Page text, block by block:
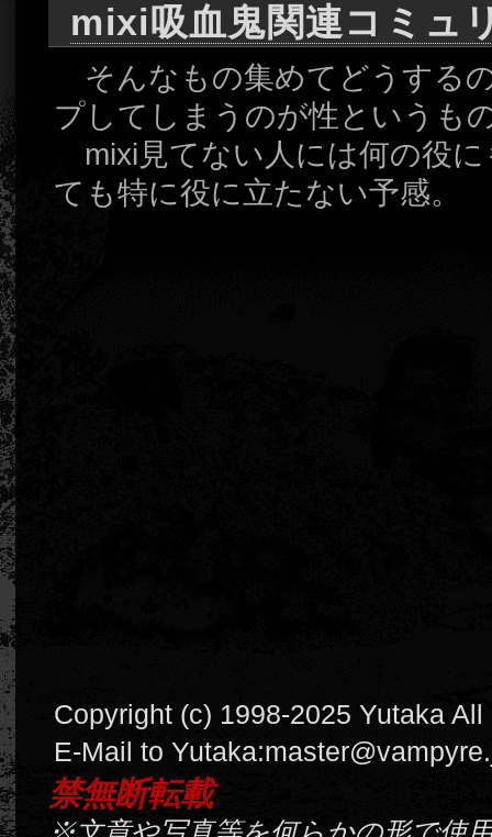
mixi吸血鬼関連コミュ
そんなもの集めてどうする
プしてしまうのが性というも
mixi見てない人には何の役
ても特に役に立たない予感。
Copyright (c) 1998-2025 Yutaka
E-Mail to Yutaka:master@vampyre.
禁無断転載